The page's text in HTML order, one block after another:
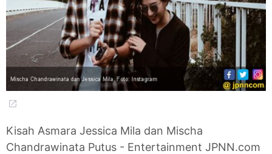
Kisah Asmara Jessica Mila dan Mischa
Chandrawinata Putus - Entertainment JPNN.com